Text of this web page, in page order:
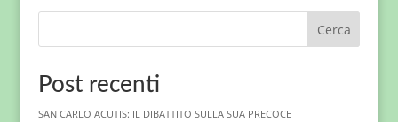
Cerca
Post recenti
SAN CARLO ACUTIS: IL DIBATTITO SULLA SUA PRECOCE